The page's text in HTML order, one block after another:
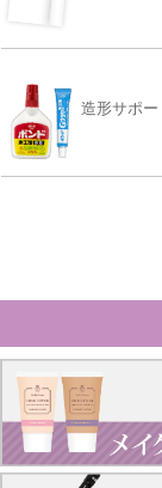
造形サポー